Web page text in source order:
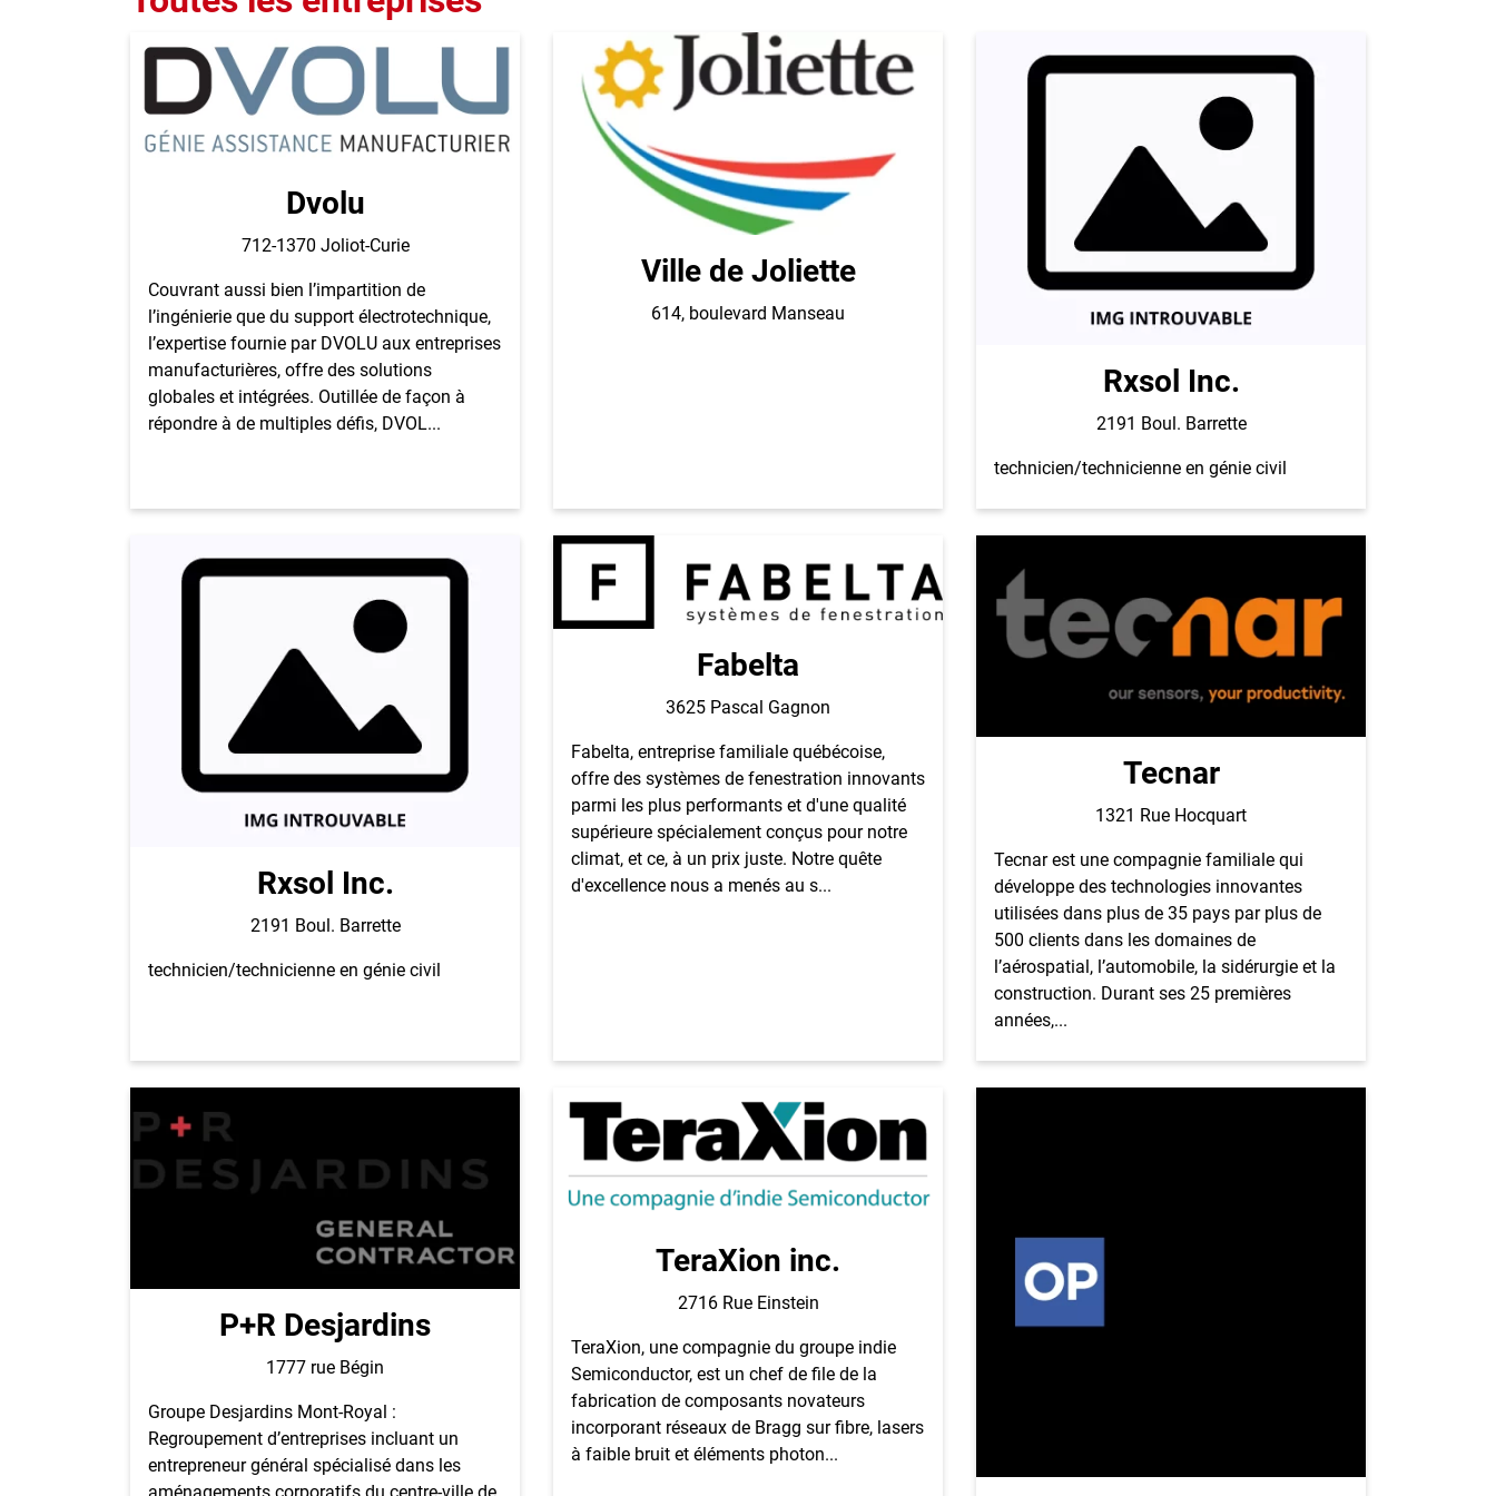
Dvolu
712-1370 Joliot-Curie
Couvrant aussi bien l’impartition de
l’ingénierie que du support électrotechnique,
l’expertise fournie par DVOLU aux entreprises
manufacturières, offre des solutions
globales et intégrées. Outillée de façon à
répondre à de multiples défis, DVOL...
Ville de Joliette
614, boulevard Manseau
Rxsol Inc.
2191 Boul. Barrette
technicien/technicienne en génie civil
Rxsol Inc.
2191 Boul. Barrette
technicien/technicienne en génie civil
Fabelta
3625 Pascal Gagnon
Fabelta, entreprise familiale québécoise,
offre des systèmes de fenestration innovants
parmi les plus performants et d'une qualité
supérieure spécialement conçus pour notre
climat, et ce, à un prix juste. Notre quête
d'excellence nous a menés au s...
Tecnar
1321 Rue Hocquart
Tecnar est une compagnie familiale qui
développe des technologies innovantes
utilisées dans plus de 35 pays par plus de
500 clients dans les domaines de
l’aérospatial, l’automobile, la sidérurgie et la
construction. Durant ses 25 premières
années,...
P+R Desjardins
1777 rue Bégin
Groupe Desjardins Mont-Royal :
Regroupement d’entreprises incluant un
entrepreneur général spécialisé dans les
TeraXion inc.
2716 Rue Einstein
TeraXion, une compagnie du groupe indie
Semiconductor, est un chef de file de la
fabrication de composants novateurs
incorporant réseaux de Bragg sur fibre, lasers
à faible bruit et éléments photon...